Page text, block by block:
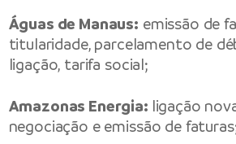
Águas de Manaus: emissão de
titularidade, parcelamento de
ligação, tarifa social;
Amazonas Energia: ligação
negociação e emissão de